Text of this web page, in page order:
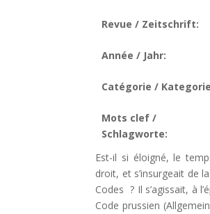
Revue / Zeitschrift:
Année / Jahr:
Catégorie /
Mots clef /
Schlagworte:
Est-il si éloigné, le
droit, et s’insurgeait de
Codes ? Il s’agissait, à
Code prussien